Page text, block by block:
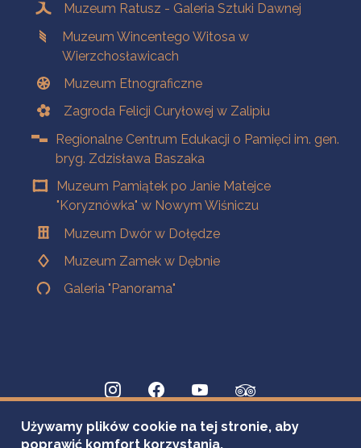
Muzeum Ratusz - Galeria Sztuki Dawnej
Muzeum Wincentego Witosa w
Wierzchosławicach
Muzeum Etnograficzne
Zagroda Felicji Curyłowej w Zalipiu
Regionalne Centrum Edukacji o Pamięci im. gen.
bryg. Zdzisława Baszaka
Muzeum Pamiątek po Janie Matejce
"Koryznówka" w Nowym Wiśniczu
Muzeum Dwór w Dołędze
Muzeum Zamek w Dębnie
Galeria "Panorama"
Używamy plików cookie na tej stronie, aby
poprawić komfort korzystania.